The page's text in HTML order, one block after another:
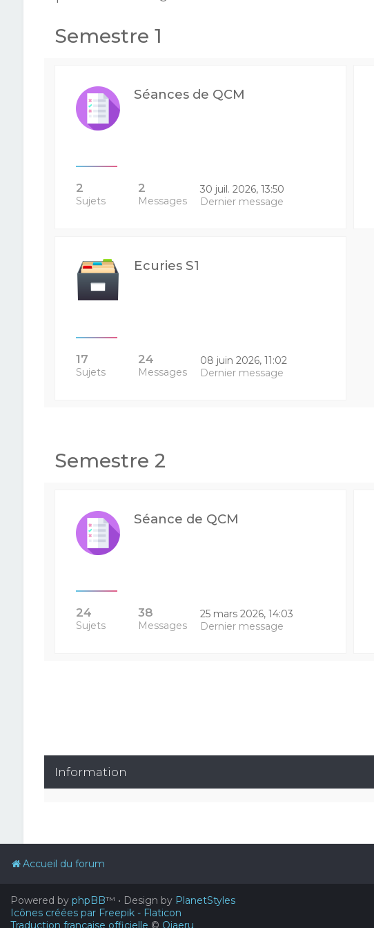
Semestre 1
Séances de QCM
2
Sujets
2
Messages
30 juil. 2026, 13:50
Dernier message
Ecuries S1
17
Sujets
24
Messages
08 juin 2026, 11:02
Dernier message
Semestre 2
Séance de QCM
24
Sujets
38
Messages
25 mars 2026, 14:03
Dernier message
Information
Accueil du forum
Powered by phpBB™ • Design by PlanetStyles
Icônes créées par Freepik - Flaticon
Traduction française officielle © Qiaeru